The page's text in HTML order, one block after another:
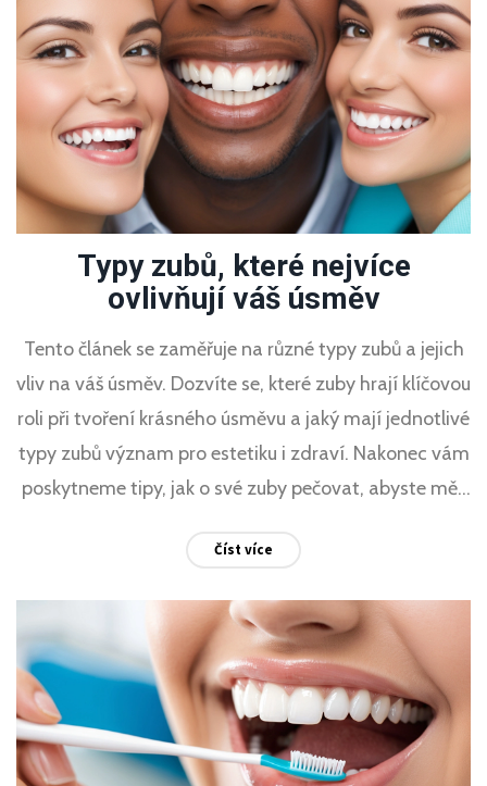
Typy zubů, které nejvíce
ovlivňují váš úsměv
Tento článek se zaměřuje na různé typy zubů a jejich
vliv na váš úsměv. Dozvíte se, které zuby hrají klíčovou
roli při tvoření krásného úsměvu a jaký mají jednotlivé
typy zubů význam pro estetiku i zdraví. Nakonec vám
poskytneme tipy, jak o své zuby pečovat, abyste měli
Číst více